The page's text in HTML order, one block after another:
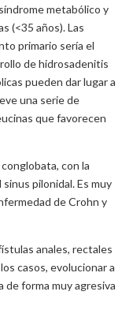
metabólico y
(<35 años). Las
primario sería el
de hidrosadenitis
pueden dar lugar a
una serie de
que favorecen
con la
pilonidal. Es muy
de Crohn y
anales, rectales
casos, evolucionar a
de forma muy agresiva